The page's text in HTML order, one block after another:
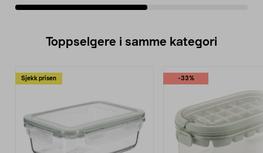
Toppselgere i samme kategori
Sjekk prisen -33%